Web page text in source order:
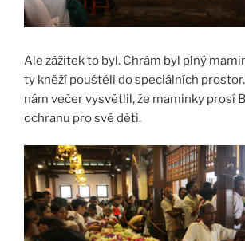
Ale zážitek to byl. Chrám byl plný
ty kněží pouštěli do speciálních
nám večer vysvětlil, že maminky prosí
ochranu pro své děti.